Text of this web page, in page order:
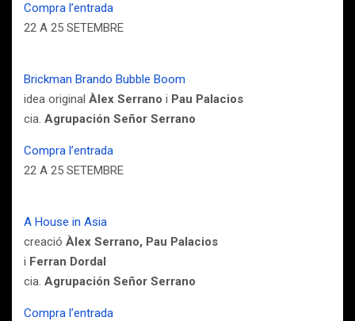
Compra l’entrada
22 A 25 SETEMBRE
Brickman Brando Bubble Boom
idea original Àlex Serrano i Pau Palacios
cia. Agrupación Señor Serrano
Compra l’entrada
22 A 25 SETEMBRE
A House in Asia
creació Àlex Serrano, Pau Palacios
i Ferran Dordal
cia. Agrupación Señor Serrano
Compra l’entrada